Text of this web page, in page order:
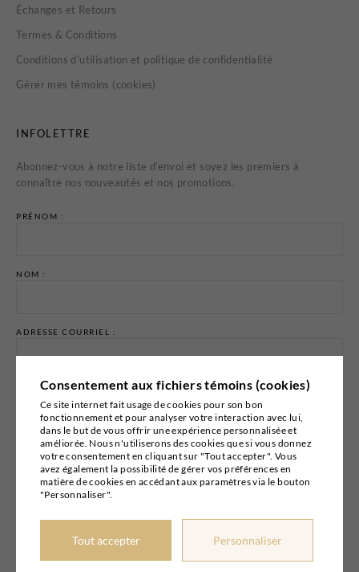
Échanges et Retours
Termes & Conditions
Conditions d’utilisation et politique de confidentialité
Gérer mes témoins (cookies)
INFOLETTRE
Abonnez-vous à notre liste d’envoi et soyez les premiers à
connaître nos nouveautés et nos promotions.
PRÉNOM :
NOM :
ADRESSE COURRIEL :
Email marketingCyberimpact
Consentement aux fichiers témoins (cookies)
Ce site internet fait usage de cookies pour son bon
fonctionnement et pour analyser votre interaction avec lui,
dans le but de vous offrir une expérience personnalisée et
améliorée. Nous n'utiliserons des cookies que si vous donnez
votre consentement en cliquant sur "Tout accepter". Vous
avez également la possibilité de gérer vos préférences en
matière de cookies en accédant aux paramètres via le bouton
"Personnaliser".
Tout accepter Personnaliser